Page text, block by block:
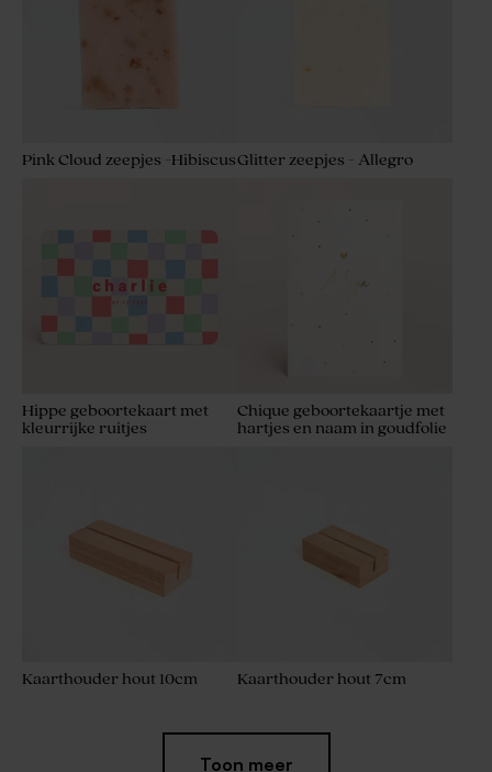
Pink Cloud zeepjes -HibiscusGlitter zeepjes - Allegro
Hippe geboortekaart met
kleurrijke ruitjes
Chique geboortekaartje met
hartjes en naam in goudfolie
Kaarthouder hout 10cm Kaarthouder hout 7cm
Toon meer